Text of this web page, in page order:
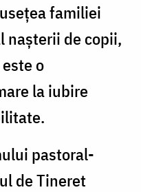
familiei
nașterii de copii,
o
la iubire
pastoral-
de Tineret